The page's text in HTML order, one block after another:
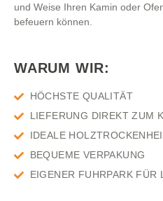
und Weise Ihren Kamin oder
befeuern können.
WARUM WIR:
HÖCHSTE QUALITÄT
LIEFERUNG DIREKT ZUM
IDEALE
BEQUEME VERPAKUNG
EIGENER FUHRPARK FÜR